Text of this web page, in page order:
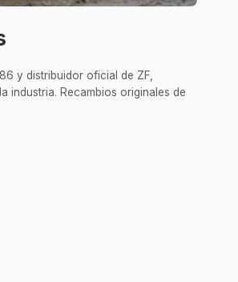
y distribuidor oficial de ZF,
industria. Recambios originales de